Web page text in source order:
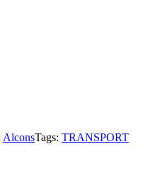
AlconsTags: TRANSPORT